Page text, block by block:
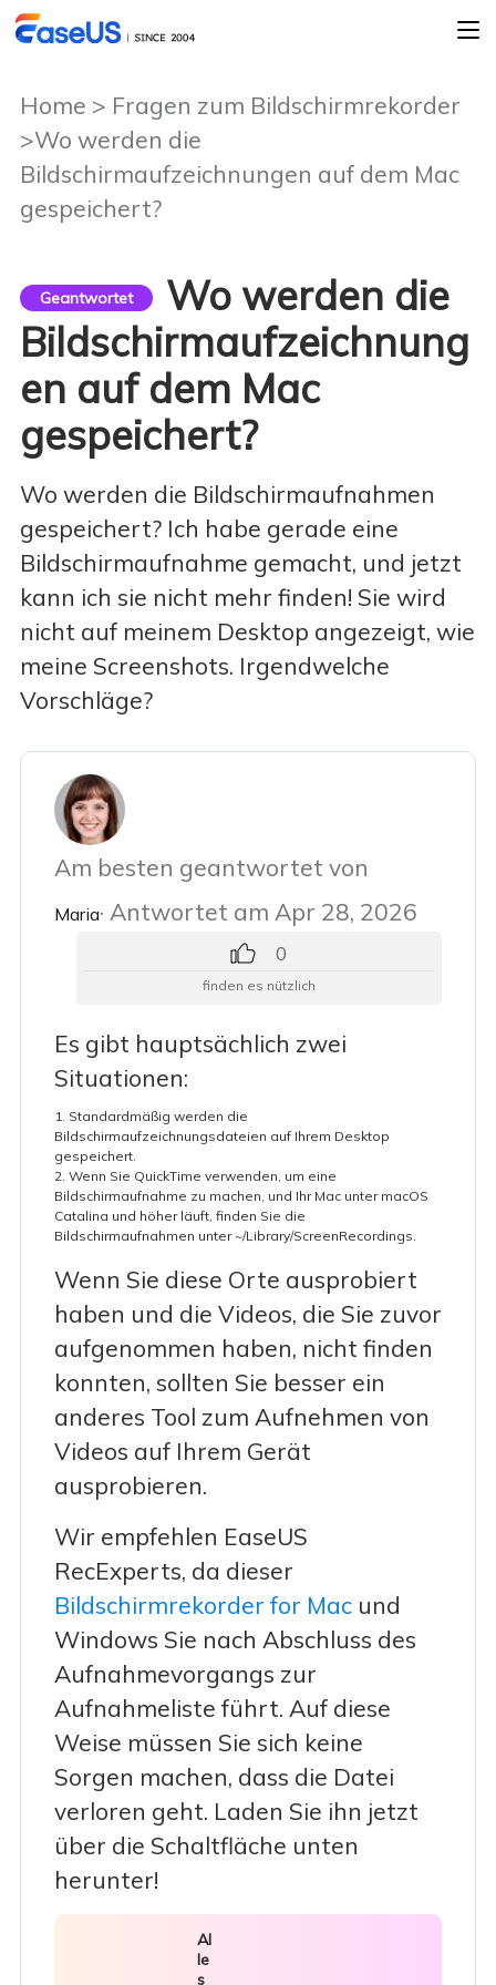
Home > Fragen zum Bildschirmrekorder
>Wo werden die
Bildschirmaufzeichnungen auf dem Mac
gespeichert?
Geantwortet
Wo werden die
Bildschirmaufzeichnung
en auf dem Mac
gespeichert?
Wo werden die Bildschirmaufnahmen
gespeichert? Ich habe gerade eine
Bildschirmaufnahme gemacht, und jetzt
kann ich sie nicht mehr finden! Sie wird
nicht auf meinem Desktop angezeigt, wie
meine Screenshots. Irgendwelche
Vorschläge?
Am besten geantwortet von
Maria· Antwortet am Apr 28, 2026
0
finden es nützlich
Es gibt hauptsächlich zwei
Situationen:
1. Standardmäßig werden die
Bildschirmaufzeichnungsdateien auf Ihrem Desktop
gespeichert.
2. Wenn Sie QuickTime verwenden, um eine
Bildschirmaufnahme zu machen, und Ihr Mac unter macOS
Catalina und höher läuft, finden Sie die
Bildschirmaufnahmen unter ~/Library/ScreenRecordings.
Wenn Sie diese Orte ausprobiert
haben und die Videos, die Sie zuvor
aufgenommen haben, nicht finden
konnten, sollten Sie besser ein
anderes Tool zum Aufnehmen von
Videos auf Ihrem Gerät
ausprobieren.
Wir empfehlen EaseUS
RecExperts, da dieser
Bildschirmrekorder for Macund
Windows Sie nach Abschluss des
Aufnahmevorgangs zur
Aufnahmeliste führt. Auf diese
Weise müssen Sie sich keine
Sorgen machen, dass die Datei
verloren geht. Laden Sie ihn jetzt
über die Schaltfläche unten
herunter!
Al
le
s